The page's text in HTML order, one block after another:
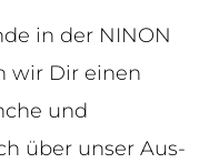
in der NINON
wir Dir einen
und
über unser Aus-